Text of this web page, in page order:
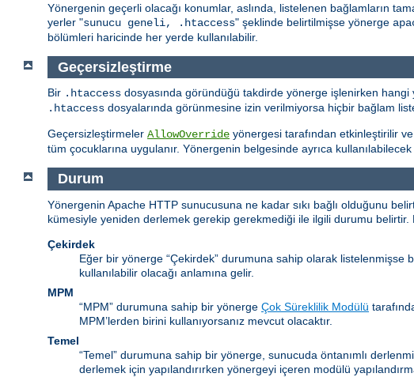
Yönergenin geçerli olacağı konumlar, aslında, listelenen bağlamların
yerler "sunucu geneli, .htaccess" şeklinde belirtilmişse yönerge
bölümleri haricinde her yerde kullanılabilir.
Geçersizleştirme
Bir .htaccess dosyasında göründüğü takdirde yönerge işlenirken
.htaccess dosyalarında görünmesine izin verilmiyorsa hiçbir bağlam
Geçersizleştirmeler AllowOverride yönergesi tarafından etkinleştirilir
tüm çocuklarına uygulanır. Yönergenin belgesinde ayrıca
Durum
Yönergenin Apache HTTP sunucusuna ne kadar sıkı bağlı olduğunu
kümesiyle yeniden derlemek gerekip gerekmediği ile ilgili durumu belirtir.
Çekirdek
Eğer bir yönerge “Çekirdek” durumuna sahip olarak listelenmişse
kullanılabilir olacağı anlamına gelir.
MPM
“MPM” durumuna sahip bir yönerge Çok Süreklilik Modülü
MPM’lerden birini kullanıyorsanız mevcut olacaktır.
Temel
“Temel” durumuna sahip bir yönerge, sunucuda öntanımlı
derlemek için yapılandırırken yönergeyi içeren modülü